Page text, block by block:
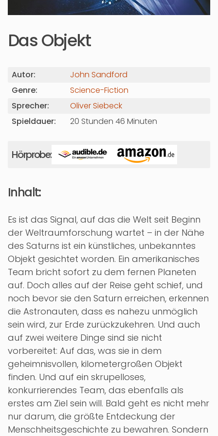
Das Objekt
Autor:
John Sandford
Genre:
Science-Fiction
Sprecher:
Oliver Siebeck
Spieldauer:
20 Stunden 46 Minuten
Hörprobe:
Inhalt:
Es ist das Signal, auf das die Welt seit Beginn
der Weltraumforschung wartet – in der Nähe
des Saturns ist ein künstliches, unbekanntes
Objekt gesichtet worden. Ein amerikanisches
Team bricht sofort zu dem fernen Planeten
auf. Doch alles auf der Reise geht schief, und
noch bevor sie den Saturn erreichen, erkennen
die Astronauten, dass es nahezu unmöglich
sein wird, zur Erde zurückzukehren. Und auch
auf zwei weitere Dinge sind sie nicht
vorbereitet: Auf das, was sie in dem
geheimnisvollen, kilometergroßen Objekt
finden. Und auf ein skrupelloses,
konkurrierendes Team, das ebenfalls als
erstes am Ziel sein will. Bald geht es nicht mehr
nur darum, die größte Entdeckung der
Menschheitsgeschichte zu bewahren. Sondern